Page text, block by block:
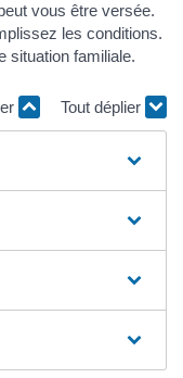
vous être versée.
les conditions.
situation familiale.
Tout déplier